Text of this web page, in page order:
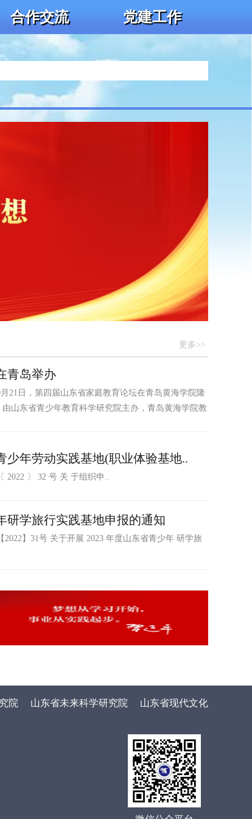
合作交流 党建工作
更多>>
青岛举办
21日，第四届山东省家庭教育论坛在青岛黄海学院隆
山东省青少年教育科学研究院主办，青岛黄海学院教
少年劳动实践基地(职业体验基地..
2022 〕 32 号 关 于组织申..
研学旅行实践基地申报的通知
】31号 关于开展 2023 年度山东省青少年 研学旅
院 山东省未来科学研究院
山东省现代文化